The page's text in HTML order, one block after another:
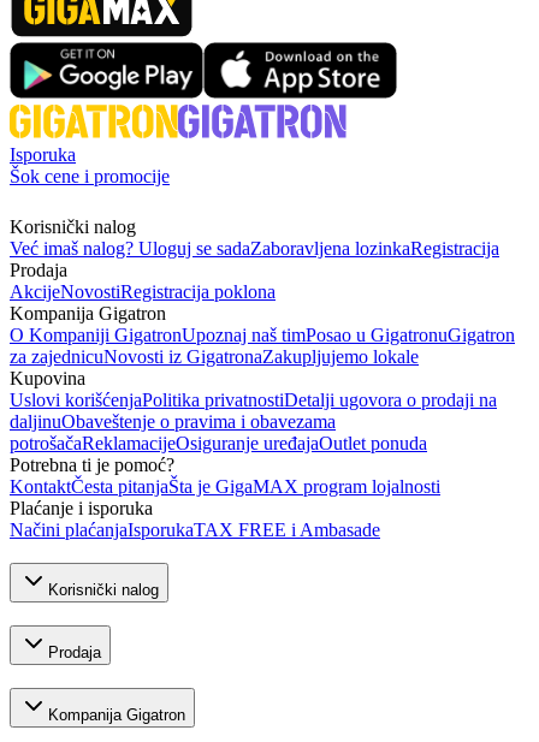
Isporuka
Šok cene i promocije
Korisnički nalog
Već imaš nalog? Uloguj se sadaZaboravljena lozinkaRegistracija
Prodaja
AkcijeNovostiRegistracija poklona
Kompanija Gigatron
O Kompaniji GigatronUpoznaj naš timPosao u GigatronuGigatron
za zajednicuNovosti iz GigatronaZakupljujemo lokale
Kupovina
Uslovi korišćenjaPolitika privatnostiDetalji ugovora o prodaji na
daljinuObaveštenje o pravima i obavezama
potrošačaReklamacijeOsiguranje uređajaOutlet ponuda
Potrebna ti je pomoć?
KontaktČesta pitanjaŠta je GigaMAX program lojalnosti
Plaćanje i isporuka
Načini plaćanjaIsporukaTAX FREE i Ambasade
Korisnički nalog
Prodaja
Kompanija Gigatron